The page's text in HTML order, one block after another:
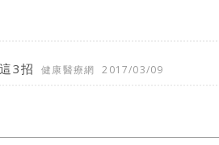
3招 健康醫療網 2017/03/09